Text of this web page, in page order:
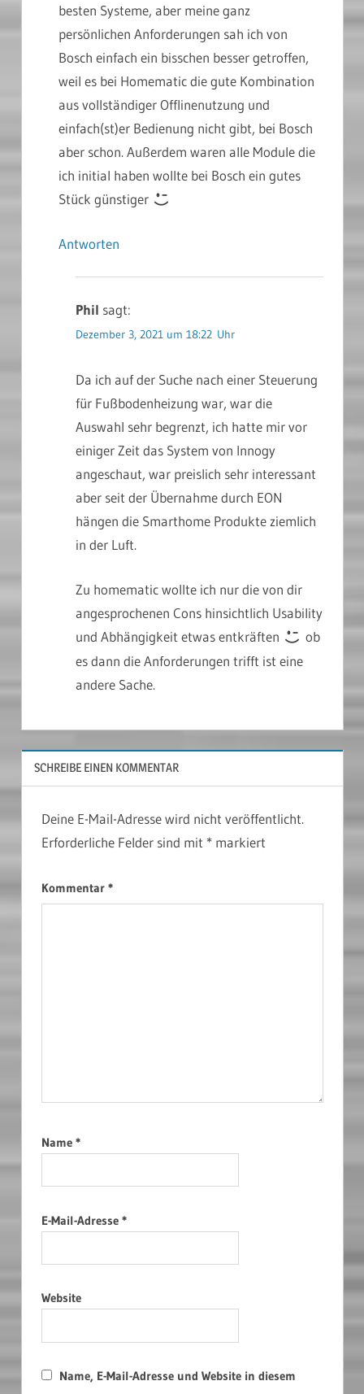
besten Systeme, aber meine ganz
persönlichen Anforderungen sah ich von
Bosch einfach ein bisschen besser getroffen,
weil es bei Homematic die gute Kombination
aus vollständiger Offlinenutzung und
einfach(st)er Bedienung nicht gibt, bei Bosch
aber schon. Außerdem waren alle Module die
ich initial haben wollte bei Bosch ein gutes
Stück günstiger
Antworten
Phil sagt:
Dezember 3, 2021 um 18:22 Uhr
Da ich auf der Suche nach einer Steuerung
für Fußbodenheizung war, war die
Auswahl sehr begrenzt, ich hatte mir vor
einiger Zeit das System von Innogy
angeschaut, war preislich sehr interessant
aber seit der Übernahme durch EON
hängen die Smarthome Produkte ziemlich
in der Luft.
Zu homematic wollte ich nur die von dir
angesprochenen Cons hinsichtlich Usability
und Abhängigkeit etwas entkräften
ob
es dann die Anforderungen trifft ist eine
andere Sache.
SCHREIBE EINEN KOMMENTAR
Deine E-Mail-Adresse wird nicht veröffentlicht.
Erforderliche Felder sind mit *markiert
Kommentar *
Name *
E-Mail-Adresse *
Website
Name, E-Mail-Adresse und Website in diesem